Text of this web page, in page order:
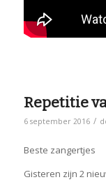
Repetitie
6 september 2016 /
Beste zangertjes
Gisteren zijn 2